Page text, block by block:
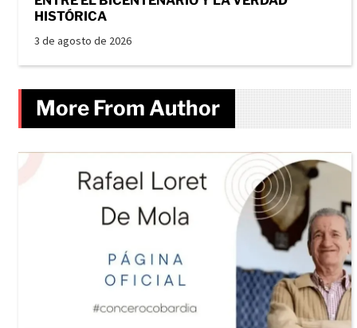
HISTÓRICA
3 de agosto de 2026
More From Author